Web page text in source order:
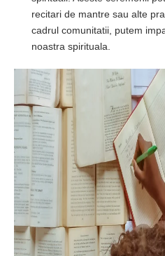
recitari de mantre sau alte
cadrul comunitatii, putem
noastra spirituala.